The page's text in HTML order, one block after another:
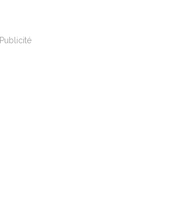
Publicité